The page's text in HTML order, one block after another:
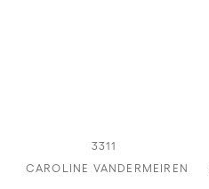
3311
CAROLINE VANDERMEIREN